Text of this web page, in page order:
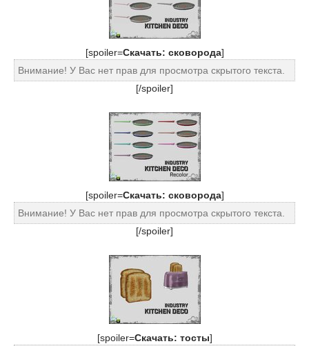
[spoiler=Скачать: сковорода]
Внимание! У Вас нет прав для просмотра скрытого текста.
[/spoiler]
[spoiler=Скачать: сковорода]
Внимание! У Вас нет прав для просмотра скрытого текста.
[/spoiler]
[spoiler=Скачать: тосты]